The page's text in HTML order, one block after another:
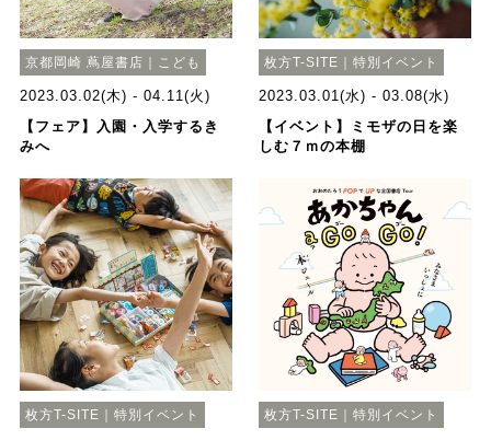
京都岡崎 蔦屋書店｜こども
2023.03.02(木) - 04.11(火)
【フェア】入園・入学するき
みへ
枚方T-SITE｜特別イベント
2023.03.01(水) - 03.08(水)
【イベント】ミモザの日を楽
しむ７ｍの本棚
枚方T-SITE｜特別イベント 枚方T-SITE｜特別イベント